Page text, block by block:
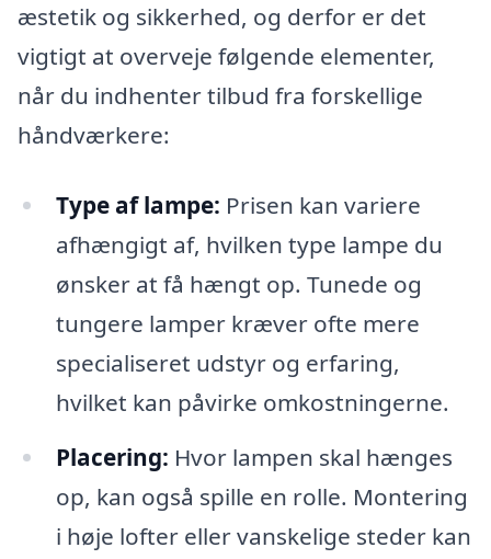
æstetik og sikkerhed, og derfor er det
vigtigt at overveje følgende elementer,
når du indhenter tilbud fra forskellige
håndværkere:
Type af lampe: Prisen kan variere
afhængigt af, hvilken type lampe du
ønsker at få hængt op. Tunede og
tungere lamper kræver ofte mere
specialiseret udstyr og erfaring,
hvilket kan påvirke omkostningerne.
Placering: Hvor lampen skal hænges
op, kan også spille en rolle. Montering
i høje lofter eller vanskelige steder kan